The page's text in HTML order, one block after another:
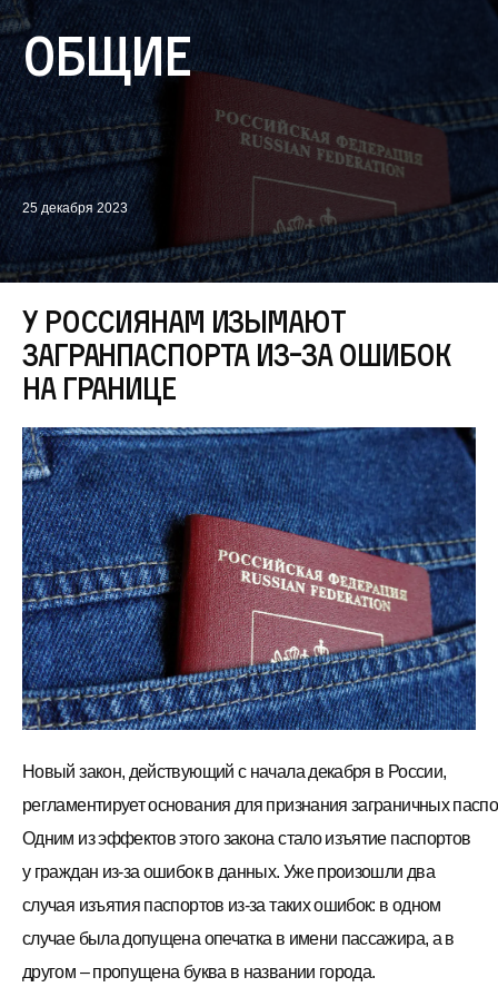
Общие
25 декабря 2023
У россиянам изымают
загранпаспорта из-за ошибок
на границе
Новый закон, действующий с начала декабря в России,
регламентирует основания для признания заграничных
Одним из эффектов этого закона стало изъятие паспортов
у граждан из-за ошибок в данных. Уже произошли два
случая изъятия паспортов из-за таких ошибок: в одном
случае была допущена опечатка в имени пассажира, а в
другом – пропущена буква в названии города.